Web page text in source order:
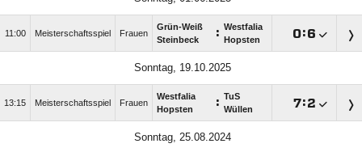
11:00 Meisterschaftsspiel Frauen
Grün-Weiß
Steinbeck
: Westfalia
Hopsten
:
Sonntag, 19.10.2025
13:15 Meisterschaftsspiel Frauen
Westfalia
Hopsten
: TuS
Wüllen
:
Sonntag, 25.08.2024